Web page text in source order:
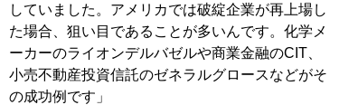
していました。アメリカでは破綻企業が再上場し
た場合、狙い目であることが多いんです。化学メ
ーカーのライオンデルバゼルや商業金融のCIT、
小売不動産投資信託のゼネラルグロースなどがそ
の成功例です」